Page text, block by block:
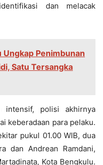
dan melacak
Ungkap Penimbunan
Satu Tersangka
intensif, polisi akhirnya
keberadaan para pelaku.
pukul 01.00 WIB, dua
dan Andrean Ramdani,
Kota Bengkulu.